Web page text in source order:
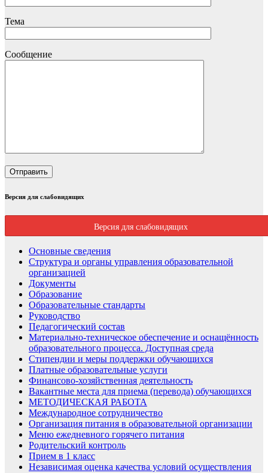
Тема
Сообщение
Версия для слабовидящих
Версия для слабовидящих
Основные сведения
Структура и органы управления образовательной
организацией
Документы
Образование
Образовательные стандарты
Руководство
Педагогический состав
Материально-техническое обеспечение и оснащённость
образовательного процесса. Доступная среда
Стипендии и меры поддержки обучающихся
Платные образовательные услуги
Финансово-хозяйственная деятельность
Вакантные места для приема (перевода) обучающихся
МЕТОДИЧЕСКАЯ РАБОТА
Международное сотрудничество
Организация питания в образовательной организации
Меню ежедневного горячего питания
Родительский контроль
Прием в 1 класс
Независимая оценка качества условий осуществления